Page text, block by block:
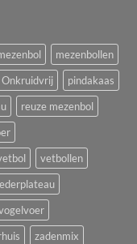
mezenbollen
Onkruidvrij
pindakaas
reuze mezenbol
vetbollen
zadenmix